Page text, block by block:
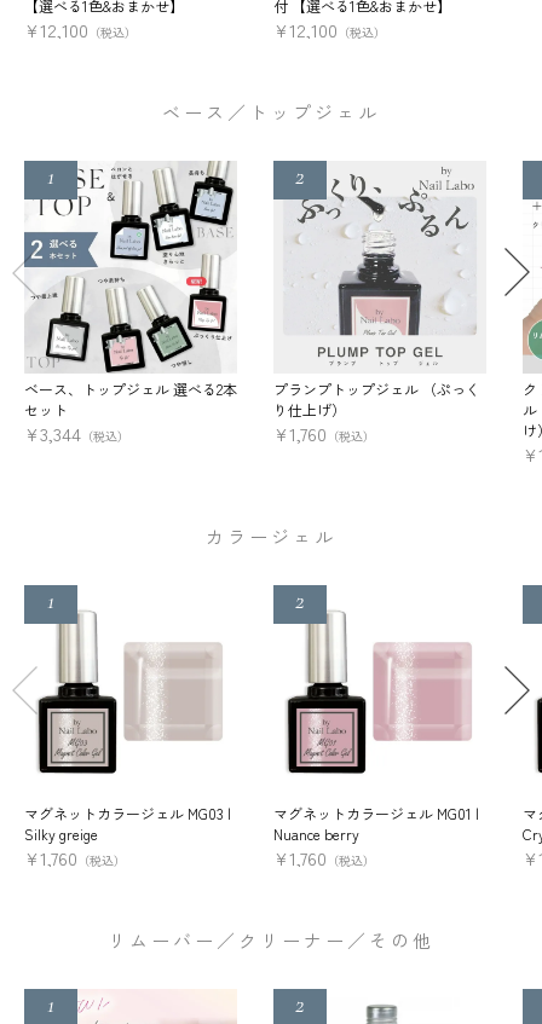
【選べる1色&おまかせ】
¥12,100 （税込）
付 【選べる1色&おまかせ】
¥12,100 （税込）
ベース／トップジェル
ベース、トップジェル 選べる2本
セット
¥3,344 （税込）
プランプトップジェル （ぷっく
り仕上げ）
¥1,760 （税込）
ル
け
¥
カラージェル
マグネットカラージェル MG03 |
Silky greige
¥1,760 （税込）
マグネットカラージェル MG01 |
Nuance berry
¥1,760 （税込）
マ
¥
リムーバー／クリーナー／その他